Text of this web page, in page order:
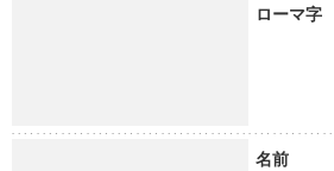
ローマ字
名前